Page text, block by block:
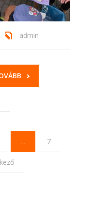
admin
… 7